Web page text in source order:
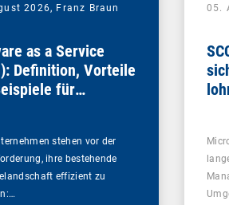
2026, Franz Braun
as a Service
Definition, Vorteile
für
stehen vor der
ihre bestehende
effizient zu
05.